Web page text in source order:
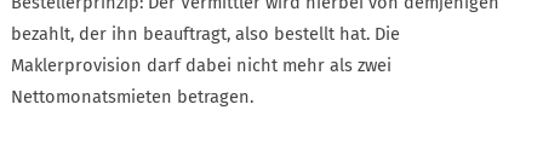
bezahlt, der ihn beauftragt, also bestellt hat. Die
Maklerprovision darf dabei nicht mehr als zwei
Nettomonatsmieten betragen.